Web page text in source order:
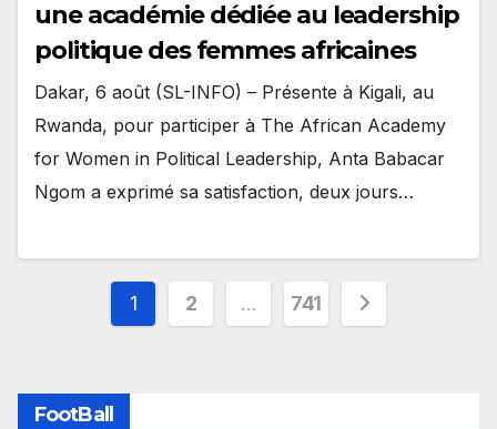
une académie dédiée au leadership
politique des femmes africaines
Dakar, 6 août (SL-INFO) – Présente à Kigali, au
Rwanda, pour participer à The African Academy
for Women in Political Leadership, Anta Babacar
Ngom a exprimé sa satisfaction, deux jours…
Pagination
publications
1 2 … 741
FootBall